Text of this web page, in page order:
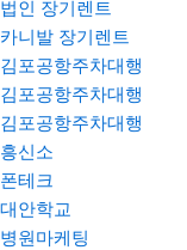
법인 장기렌트
카니발 장기렌트
김포공항주차대행
김포공항주차대행
김포공항주차대행
흥신소
폰테크
대안학교
병원마케팅